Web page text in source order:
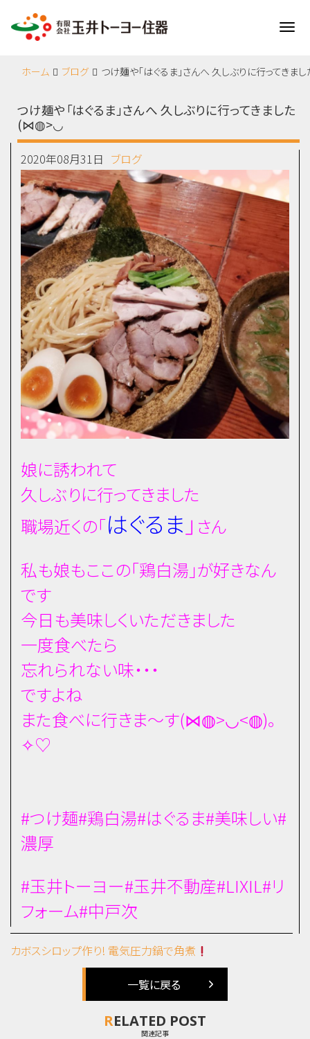
ホーム ブログ つけ麺や「はぐるま」さんへ 久しぶりに行ってき
つけ麺や「はぐるま」さんへ 久しぶりに行ってきました
(⋈◍>◡
2020年08月31日 ブログ
娘に誘われて
久しぶりに行ってきました
職場近くの「はぐるま 」 さん
私も娘もここの「鶏白湯」が好きなん
です
今日も美味しくいただきました
一度食べたら
忘れられない味・・・
ですよね
また食べに行きま～す(⋈◍>◡<◍)。
✧♡
#つけ麺#鶏白湯#はぐるま#美味しい#
濃厚
#玉井トーヨー#玉井不動産#LIXIL#リ
フォーム#中戸次
カボスシロップ作り! 電気圧力鍋で角煮
一覧に戻る
RELATED POST
関連記事